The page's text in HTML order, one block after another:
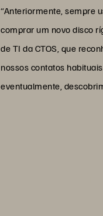
“Anteriormente, sempre
comprar um novo disco
de TI da CTOS, que
nossos contatos
eventualmente,